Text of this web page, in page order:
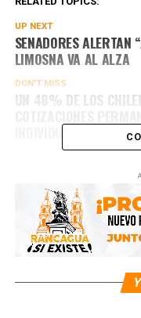
UP NEXT
SENADORES ALERTAN
LIMOSNA VA AL ALZA
DON'T MISS
UN 48% DE LOS
INDIVIDUALES